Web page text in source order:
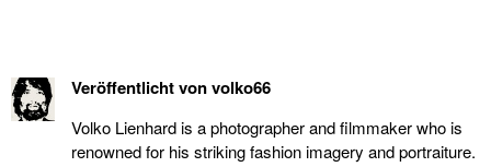
Veröffentlicht vonvolko66
Volko Lienhard is a photographer and filmmaker who is
renowned for his striking fashion imagery and portraiture.